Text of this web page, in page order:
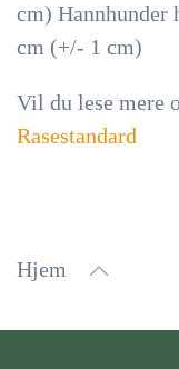
cm) Hannhunder
cm (+/- 1 cm)
Vil du lese mere
Rasestandard
Hjem